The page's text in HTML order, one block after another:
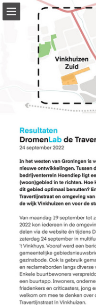
deplekkenmakers.nl
Pagina overzicht
Download PDF
Publicatie rapporteren